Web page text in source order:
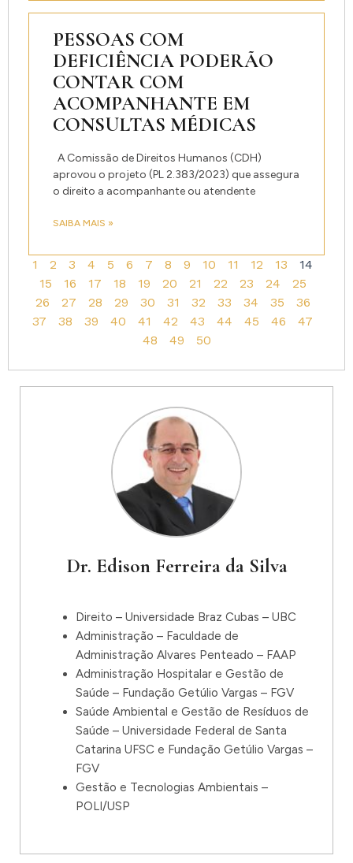
PESSOAS COM
DEFICIÊNCIA PODERÃO
CONTAR COM
ACOMPANHANTE EM
CONSULTAS MÉDICAS
A Comissão de Direitos Humanos (CDH)
aprovou o projeto (PL 2.383/2023) que assegura
o direito a acompanhante ou atendente
SAIBA MAIS »
1 2 3 4 5 6 7 8 9 10 11 12 13
14
15
16 17 18 19 20 21 22 23 24
25
26
27 28 29 30 31 32 33 34 35
36
37
38 39 40 41 42 43 44 45 46
47
48
49 50
Dr. Edison Ferreira da Silva
Direito – Universidade Braz Cubas – UBC
Administração – Faculdade de
Administração Alvares Penteado – FAAP
Administração Hospitalar e Gestão de
Saúde – Fundação Getúlio Vargas – FGV
Saúde Ambiental e Gestão de Resíduos de
Saúde – Universidade Federal de Santa
Catarina UFSC e Fundação Getúlio Vargas –
FGV
Gestão e Tecnologias Ambientais –
POLI/USP